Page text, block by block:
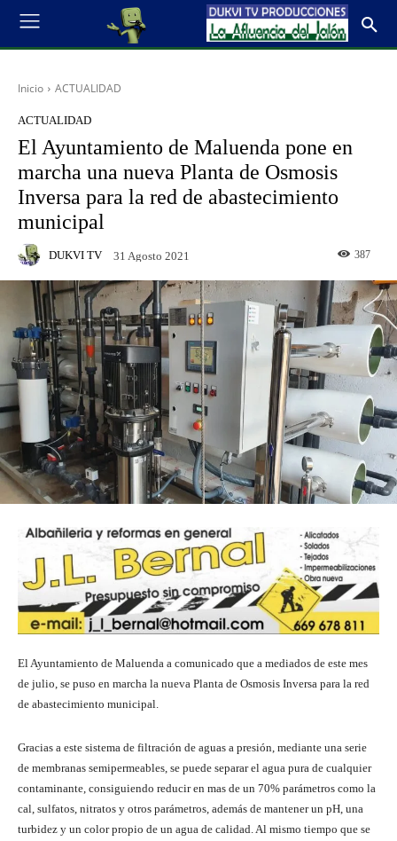
Inicio ACTUALIDAD
ACTUALIDAD
El Ayuntamiento de Maluenda pone en
marcha una nueva Planta de Osmosis
Inversa para la red de abastecimiento
municipal
DUKVI TV 31 Agosto 2021 387
El Ayuntamiento de Maluenda a comunicado que a mediados de este mes
de julio, se puso en marcha la nueva Planta de Osmosis Inversa para la red
de abastecimiento municipal.
Gracias a este sistema de filtración de aguas a presión, mediante una serie
de membranas semipermeables, se puede separar el agua pura de cualquier
contaminante, consiguiendo reducir en mas de un 70% parámetros como la
cal, sulfatos, nitratos y otros parámetros, además de mantener un pH, una
turbidez y un color propio de un agua de calidad. Al mismo tiempo que se